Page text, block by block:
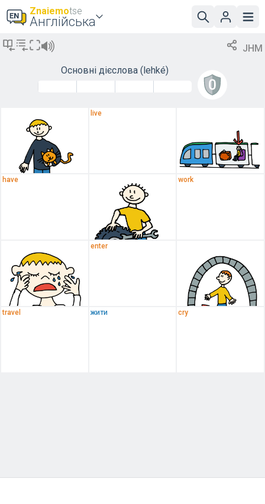
Znaiemotse
Англійська
JHM
Основні дієслова (lehké)
live
have work
enter
travel жити cry